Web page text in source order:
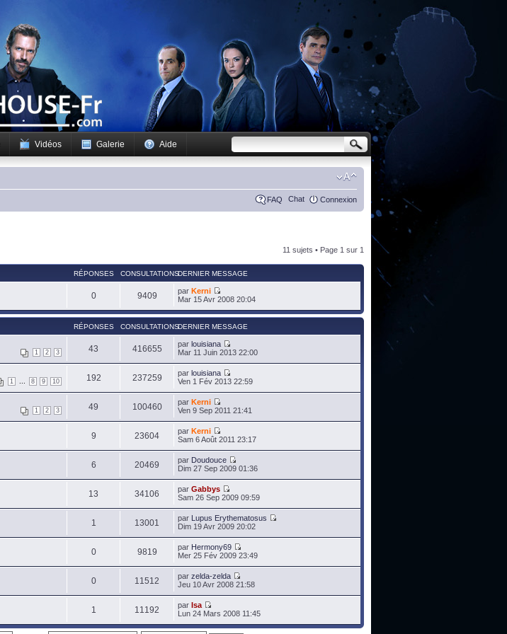
Vidéos Galerie Aide
FAQ Chat Connexion
11 sujets • Page 1 sur 1
RÉPONSES CONSULTATIONSDERNIER MESSAGE
0 9409 par Kerni
Mar 15 Avr 2008 20:04
RÉPONSES CONSULTATIONSDERNIER MESSAGE
1 2 3 43 416655 par louisiana
Mar 11 Juin 2013 22:00
1 8 9 10 192 237259 par louisiana
Ven 1 Fév 2013 22:59
1 2 3 49 100460 par Kerni
Ven 9 Sep 2011 21:41
9 23604 par Kerni
Sam 6 Août 2011 23:17
6 20469 par Doudouce
Dim 27 Sep 2009 01:36
13 34106 par Gabbys
Sam 26 Sep 2009 09:59
1 13001 par Lupus Erythematosus
Dim 19 Avr 2009 20:02
0 9819 par Hermony69
Mer 25 Fév 2009 23:49
0 11512 par zelda-zelda
Jeu 10 Avr 2008 21:58
1 11192 par Isa
Lun 24 Mars 2008 11:45